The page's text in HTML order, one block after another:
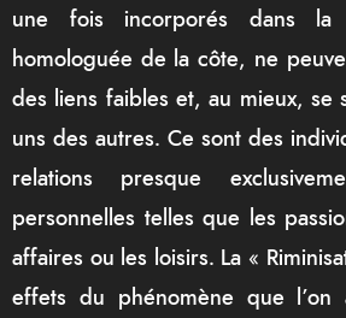
une fois incorporés dans la
homologuée de la côte, ne
des liens faibles et, au mieux, se
uns des autres. Ce sont des
relations presque
personnelles telles que les
affaires ou les loisirs. La «
effets du phénomène que l’on